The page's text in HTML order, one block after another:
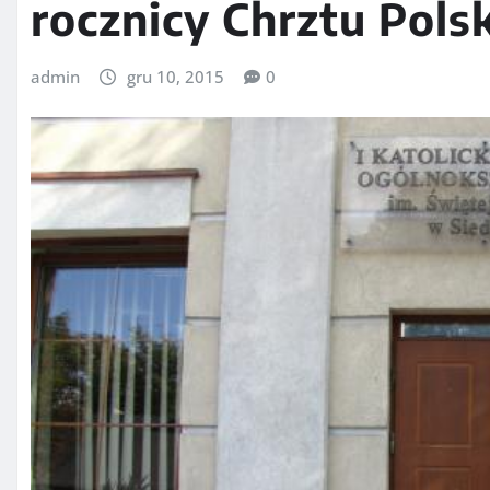
rocznicy Chrztu
admin gru 10, 2015 0